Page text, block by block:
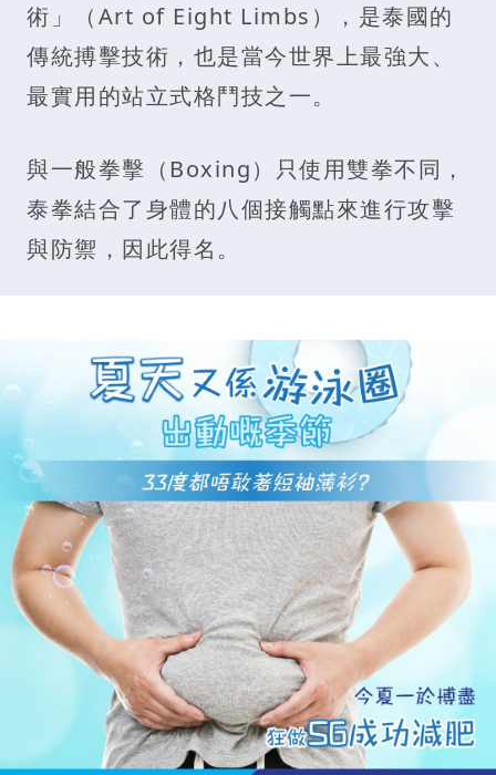
術」（Art of Eight Limbs），是泰國的
傳統搏擊技術，也是當今世界上最強大、
最實用的站立式格鬥技之一。
與一般拳擊（Boxing）只使用雙拳不同，
泰拳結合了身體的八個接觸點來進行攻擊
與防禦，因此得名。